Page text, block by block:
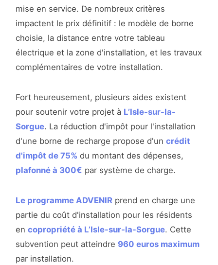
mise en service. De nombreux critères
impactent le prix définitif : le modèle de borne
choisie, la distance entre votre tableau
électrique et la zone d'installation, et les travaux
complémentaires de votre installation.
Fort heureusement, plusieurs aides existent
pour soutenir votre projet à L’Isle-sur-la-
Sorgue. La réduction d'impôt pour l'installation
d'une borne de recharge propose d'un crédit
d'impôt de 75% du montant des dépenses,
plafonné à 300€ par système de charge.
Le programme ADVENIR prend en charge une
partie du coût d'installation pour les résidents
en copropriété à L’Isle-sur-la-Sorgue. Cette
subvention peut atteindre 960 euros maximum
par installation.